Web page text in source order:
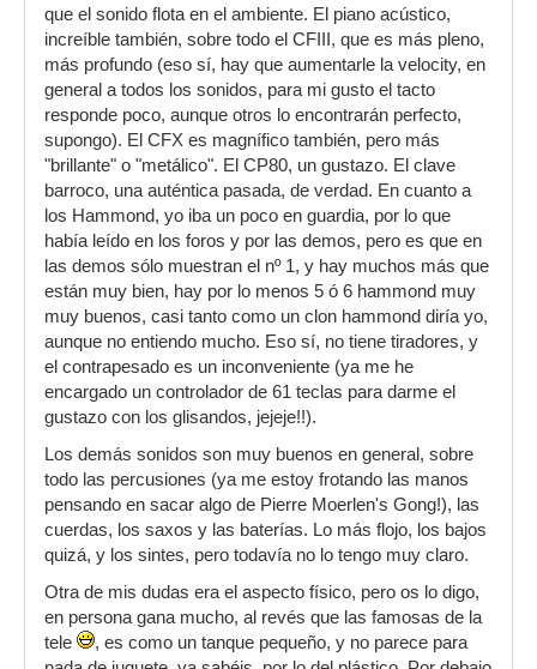
que el sonido flota en el ambiente. El piano acústico,
increíble también, sobre todo el CFIII, que es más pleno,
más profundo (eso sí, hay que aumentarle la velocity, en
general a todos los sonidos, para mi gusto el tacto
responde poco, aunque otros lo encontrarán perfecto,
supongo). El CFX es magnífico también, pero más
"brillante" o "metálico". El CP80, un gustazo. El clave
barroco, una auténtica pasada, de verdad. En cuanto a
los Hammond, yo iba un poco en guardia, por lo que
había leído en los foros y por las demos, pero es que en
las demos sólo muestran el nº 1, y hay muchos más que
están muy bien, hay por lo menos 5 ó 6 hammond muy
muy buenos, casi tanto como un clon hammond diría yo,
aunque no entiendo mucho. Eso sí, no tiene tiradores, y
el contrapesado es un inconveniente (ya me he
encargado un controlador de 61 teclas para darme el
gustazo con los glisandos, jejeje!!).
Los demás sonidos son muy buenos en general, sobre
todo las percusiones (ya me estoy frotando las manos
pensando en sacar algo de Pierre Moerlen's Gong!), las
cuerdas, los saxos y las baterías. Lo más flojo, los bajos
quizá, y los sintes, pero todavía no lo tengo muy claro.
Otra de mis dudas era el aspecto físico, pero os lo digo,
en persona gana mucho, al revés que las famosas de la
tele
, es como un tanque pequeño, y no parece para